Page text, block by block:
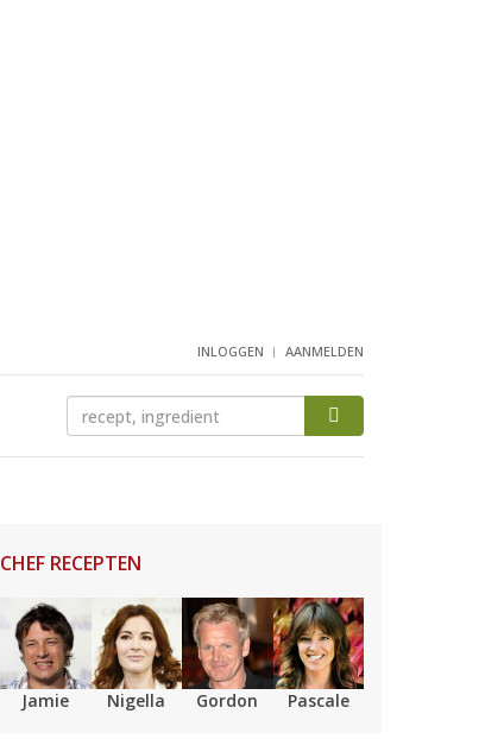
INLOGGEN AANMELDEN
CHEF RECEPTEN
Jamie Nigella Gordon Pascale